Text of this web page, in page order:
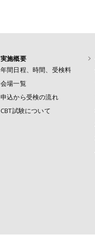
実施概要
年間日程、時間、受検料
会場一覧
申込から受検の流れ
CBT試験について